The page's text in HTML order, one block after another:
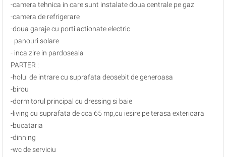
-camera tehnica in care sunt instalate doua centrale pe gaz
-camera de refrigerare
-doua garaje cu porti actionate electric
- panouri solare
- incalzire in pardoseala
PARTER :
-holul de intrare cu suprafata deosebit de generoasa
-birou
-dormitorul principal cu dressing si baie
-living cu suprafata de cca 65 mp,cu iesire pe terasa exterioara
-bucataria
-dinning
-wc de serviciu